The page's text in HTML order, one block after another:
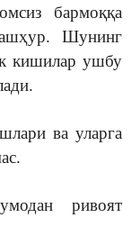
бармоққа
Шунинг
кишилар ушбу
ва уларга
ривоят